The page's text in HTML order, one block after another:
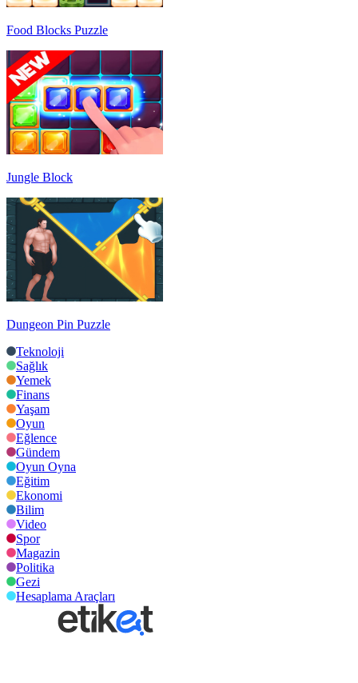
Food Blocks Puzzle
Jungle Block
Dungeon Pin Puzzle
Teknoloji
Sağlık
Yemek
Finans
Yaşam
Oyun
Eğlence
Gündem
Oyun Oyna
Eğitim
Ekonomi
Bilim
Video
Spor
Magazin
Politika
Gezi
Hesaplama Araçları